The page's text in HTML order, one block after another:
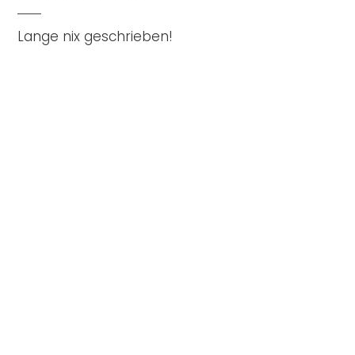
Lange nix geschrieben!